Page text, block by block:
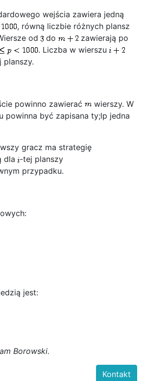
wejścia zawiera jedną
, równą liczbie różnych plansz
od
do
zawierają po
. Liczba w wierszu
planszy.
powinno zawierać
wierszy. W
powinna być zapisana ty;lp jedna
gracz ma strategię
dla -tej planszy
przypadku.
jest:
Borowski.
Kontakt